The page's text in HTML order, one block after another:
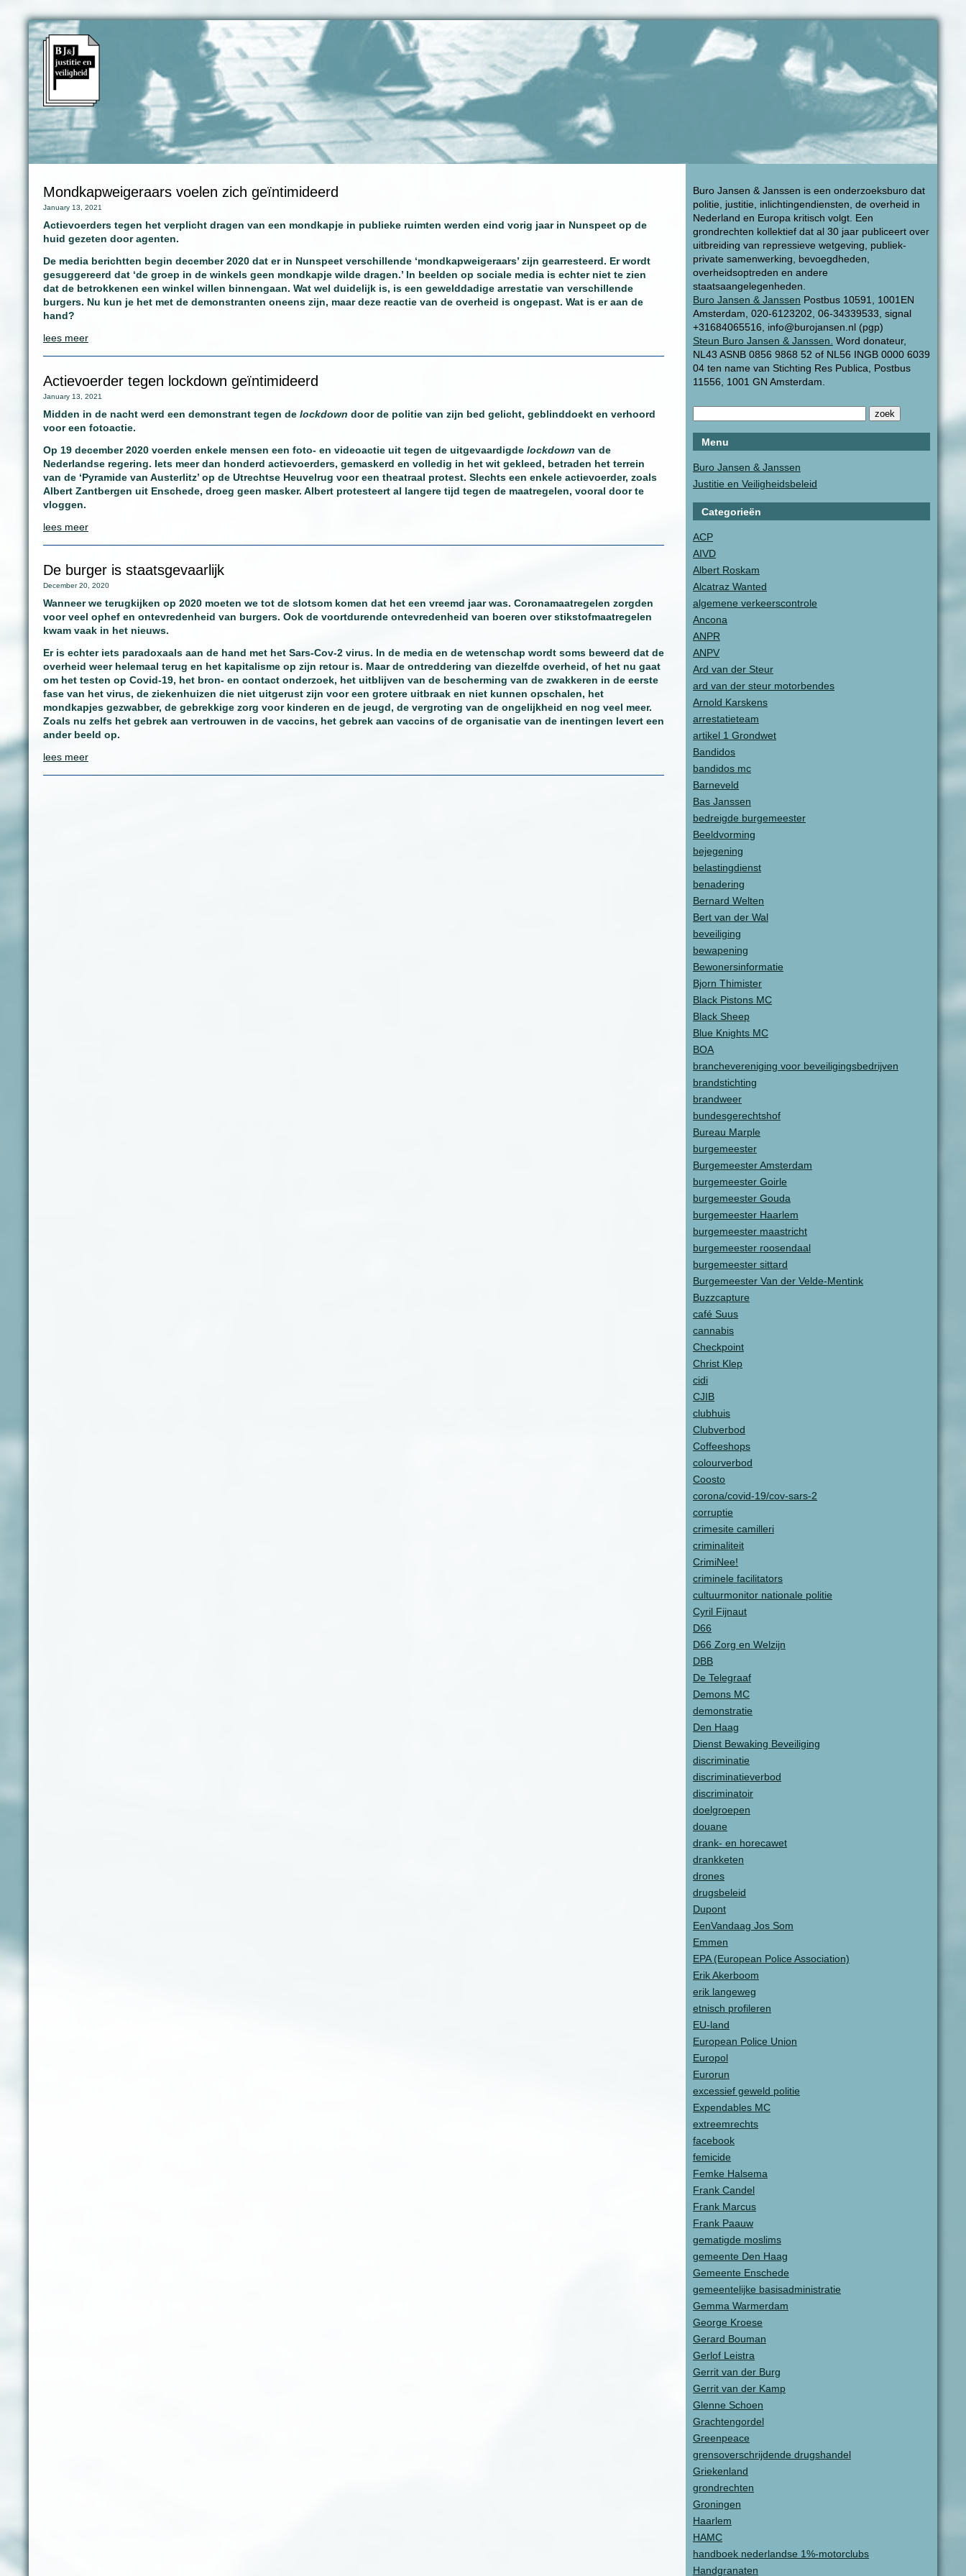
Buro Jansen & Janssen is een onderzoeksburo dat
politie, justitie, inlichtingendiensten, de overheid in
Nederland en Europa kritisch volgt. Een
grondrechten kollektief dat al 30 jaar publiceert over
uitbreiding van repressieve wetgeving, publiek-
private samenwerking, bevoegdheden,
overheidsoptreden en andere
staatsaangelegenheden.
Buro Jansen & Janssen Postbus 10591, 1001EN
Amsterdam, 020-6123202, 06-34339533, signal
+31684065516, info@burojansen.nl (pgp)
Steun Buro Jansen & Janssen. Word donateur,
NL43 ASNB 0856 9868 52 of NL56 INGB 0000 6039
04 ten name van Stichting Res Publica, Postbus
11556, 1001 GN Amsterdam.
Menu
Buro Jansen & Janssen
Justitie en Veiligheidsbeleid
Categorieën
ACP
AIVD
Albert Roskam
Alcatraz Wanted
algemene verkeerscontrole
Ancona
ANPR
ANPV
Ard van der Steur
ard van der steur motorbendes
Arnold Karskens
arrestatieteam
artikel 1 Grondwet
Bandidos
bandidos mc
Barneveld
Bas Janssen
bedreigde burgemeester
Beeldvorming
bejegening
belastingdienst
benadering
Bernard Welten
Bert van der Wal
beveiliging
bewapening
Bewonersinformatie
Bjorn Thimister
Black Pistons MC
Black Sheep
Blue Knights MC
BOA
branchevereniging voor beveiligingsbedrijven
brandstichting
brandweer
bundesgerechtshof
Bureau Marple
burgemeester
Burgemeester Amsterdam
burgemeester Goirle
burgemeester Gouda
burgemeester Haarlem
burgemeester maastricht
burgemeester roosendaal
burgemeester sittard
Burgemeester Van der Velde-Mentink
Buzzcapture
café Suus
cannabis
Checkpoint
Christ Klep
cidi
CJIB
clubhuis
Clubverbod
Coffeeshops
colourverbod
Coosto
corona/covid-19/cov-sars-2
corruptie
crimesite camilleri
criminaliteit
CrimiNee!
criminele facilitators
cultuurmonitor nationale politie
Cyril Fijnaut
D66
D66 Zorg en Welzijn
DBB
De Telegraaf
Demons MC
demonstratie
Den Haag
Dienst Bewaking Beveiliging
discriminatie
discriminatieverbod
discriminatoir
doelgroepen
douane
drank- en horecawet
drankketen
drones
drugsbeleid
Dupont
EenVandaag Jos Som
Emmen
EPA (European Police Association)
Erik Akerboom
erik langeweg
etnisch profileren
EU-land
European Police Union
Europol
Eurorun
excessief geweld politie
Expendables MC
extreemrechts
facebook
femicide
Femke Halsema
Frank Candel
Frank Marcus
Frank Paauw
gematigde moslims
gemeente Den Haag
Gemeente Enschede
gemeentelijke basisadministratie
Gemma Warmerdam
George Kroese
Gerard Bouman
Gerlof Leistra
Gerrit van der Burg
Gerrit van der Kamp
Glenne Schoen
Grachtengordel
Greenpeace
grensoverschrijdende drugshandel
Griekenland
grondrechten
Groningen
Haarlem
HAMC
handboek nederlandse 1%-motorclubs
Handgranaten
Mondkapweigeraars voelen zich geïntimideerd
January 13, 2021
Actievoerders tegen het verplicht dragen van een mondkapje in publieke ruimten werden eind vorig jaar in Nunspeet op de
huid gezeten door agenten.
De media berichtten begin december 2020 dat er in Nunspeet verschillende ‘mondkapweigeraars’ zijn gearresteerd. Er wordt
gesuggereerd dat ‘de groep in de winkels geen mondkapje wilde dragen.’ In beelden op sociale media is echter niet te zien
dat de betrokkenen een winkel willen binnengaan. Wat wel duidelijk is, is een gewelddadige arrestatie van verschillende
burgers. Nu kun je het met de demonstranten oneens zijn, maar deze reactie van de overheid is ongepast. Wat is er aan de
hand?
lees meer
Actievoerder tegen lockdown geïntimideerd
January 13, 2021
Midden in de nacht werd een demonstrant tegen de lockdown door de politie van zijn bed gelicht, geblinddoekt en verhoord
voor een fotoactie.
Op 19 december 2020 voerden enkele mensen een foto- en videoactie uit tegen de uitgevaardigde lockdown van de
Nederlandse regering. Iets meer dan honderd actievoerders, gemaskerd en volledig in het wit gekleed, betraden het terrein
van de ‘Pyramide van Austerlitz’ op de Utrechtse Heuvelrug voor een theatraal protest. Slechts een enkele actievoerder, zoals
Albert Zantbergen uit Enschede, droeg geen masker. Albert protesteert al langere tijd tegen de maatregelen, vooral door te
vloggen.
lees meer
De burger is staatsgevaarlijk
December 20, 2020
Wanneer we terugkijken op 2020 moeten we tot de slotsom komen dat het een vreemd jaar was. Coronamaatregelen zorgden
voor veel ophef en ontevredenheid van burgers. Ook de voortdurende ontevredenheid van boeren over stikstofmaatregelen
kwam vaak in het nieuws.
Er is echter iets paradoxaals aan de hand met het Sars-Cov-2 virus. In de media en de wetenschap wordt soms beweerd dat de
overheid weer helemaal terug en het kapitalisme op zijn retour is. Maar de ontreddering van diezelfde overheid, of het nu gaat
om het testen op Covid-19, het bron- en contact onderzoek, het uitblijven van de bescherming van de zwakkeren in de eerste
fase van het virus, de ziekenhuizen die niet uitgerust zijn voor een grotere uitbraak en niet kunnen opschalen, het
mondkapjes gezwabber, de gebrekkige zorg voor kinderen en de jeugd, de vergroting van de ongelijkheid en nog veel meer.
Zoals nu zelfs het gebrek aan vertrouwen in de vaccins, het gebrek aan vaccins of de organisatie van de inentingen levert een
ander beeld op.
lees meer